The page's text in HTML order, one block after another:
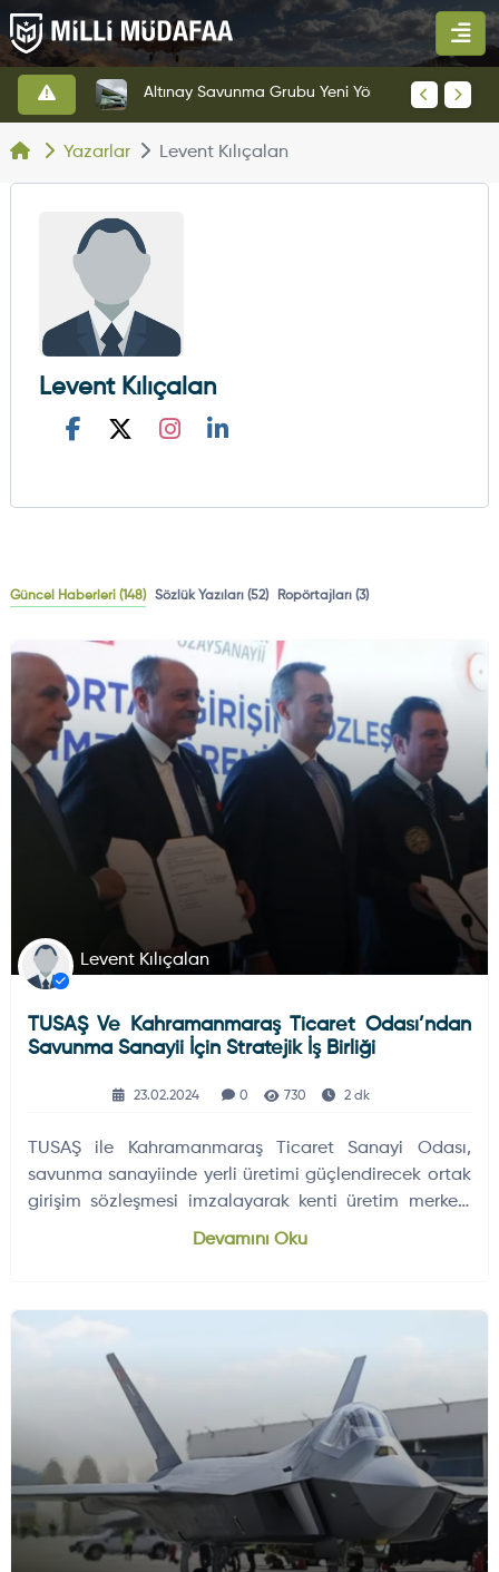
Altınay Savunma Grubu Yeni Yönetim Yapısına Geçti
Yazarlar Levent Kılıçalan
Levent Kılıçalan
Güncel Haberleri (148) Sözlük Yazıları (52) Ropörtajları (3)
HAVA HABERLERI
DÜNYADAN GELIŞMELER
Levent Kılıçalan
TUSAŞ Ve Kahramanmaraş Ticaret Odası’ndan
Savunma Sanayii İçin Stratejik İş Birliği
23.02.2024 0 730 2 dk
TUSAŞ ile Kahramanmaraş Ticaret Sanayi Odası,
savunma sanayiinde yerli üretimi güçlendirecek ortak
girişim sözleşmesi imzalayarak kenti üretim merkezi
Devamını Oku
HAVA HABERLERI